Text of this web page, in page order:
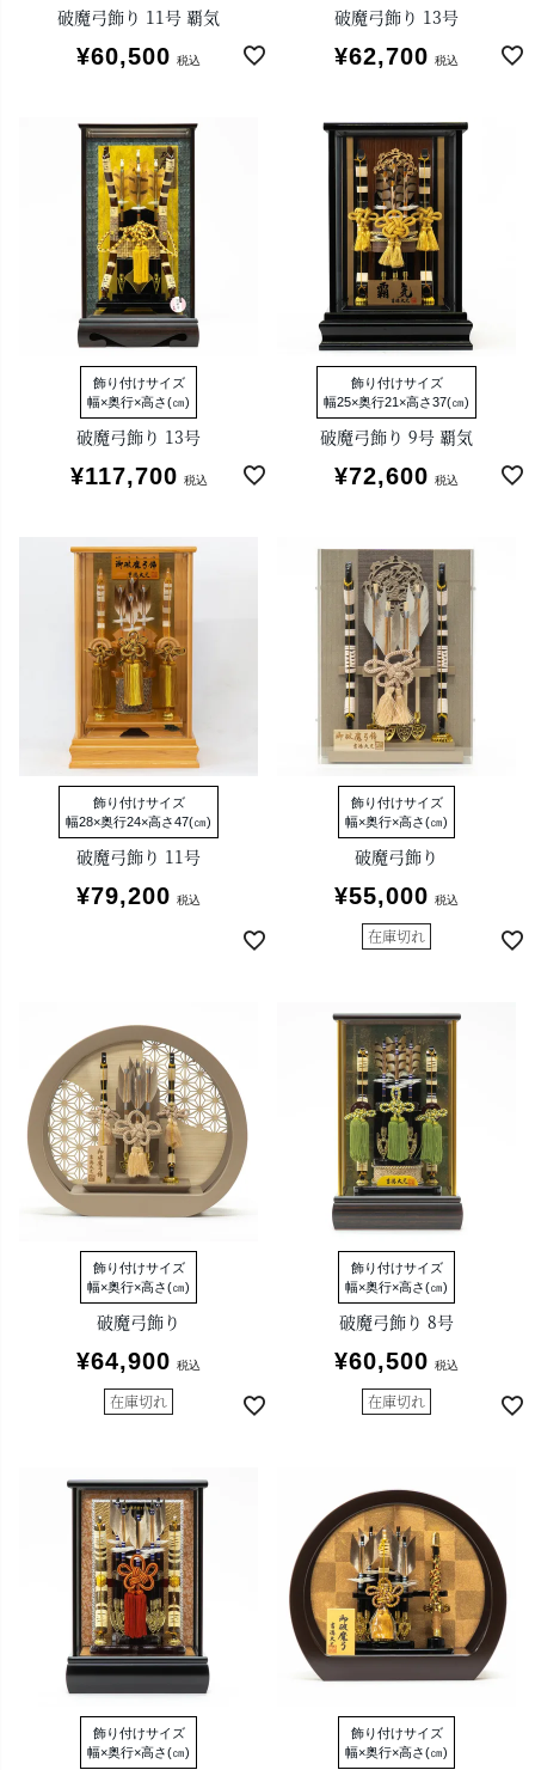
破魔弓飾り 11号 覇気
¥60,500 税込
破魔弓飾り 13号
¥62,700 税込
飾り付けサイズ
幅×奥行×高さ(㎝)
破魔弓飾り 13号
¥117,700 税込
飾り付けサイズ
幅25×奥行21×高さ37(㎝)
破魔弓飾り 9号 覇気
¥72,600 税込
飾り付けサイズ
幅28×奥行24×高さ47(㎝)
破魔弓飾り 11号
¥79,200 税込
飾り付けサイズ
幅×奥行×高さ(㎝)
破魔弓飾り
¥55,000 税込
在庫切れ
飾り付けサイズ
幅×奥行×高さ(㎝)
破魔弓飾り
¥64,900 税込
在庫切れ
飾り付けサイズ
幅×奥行×高さ(㎝)
破魔弓飾り 8号
¥60,500 税込
在庫切れ
飾り付けサイズ
幅×奥行×高さ(㎝)
飾り付けサイズ
幅×奥行×高さ(㎝)